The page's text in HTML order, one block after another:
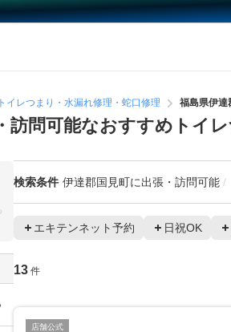
トイレつまり・水漏れ修理・蛇口修理 福島県伊達
訪問可能なおすすめトイ
検索条件 伊達郡国見町に出張・訪問可能
エキテンネット予約 日祝OK
13 件
店舗公式